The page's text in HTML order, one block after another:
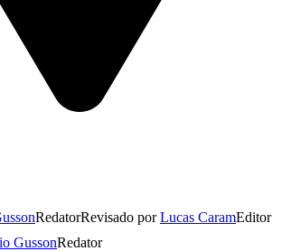
RedatorRevisado porLucas CaramEditor
GussonRedator